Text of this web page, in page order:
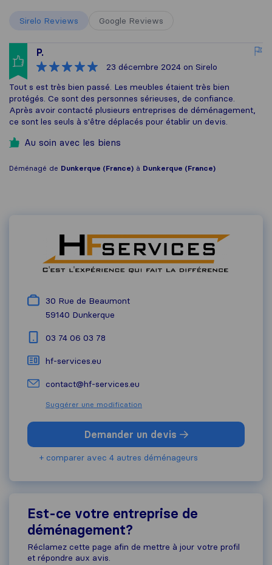
Sirelo Reviews Google Reviews
P.
23 décembre 2024 on Sirelo
Tout s est très bien passé. Les meubles étaient très bien
protégés. Ce sont des personnes sérieuses, de confiance.
Après avoir contacté plusieurs entreprises de déménagement,
ce sont les seuls à s'être déplacés pour établir un devis.
Au soin avec les biens
Déménagé de Dunkerque (France) à Dunkerque (France)
30 Rue de Beaumont
59140 Dunkerque
03 74 06 03 78
hf-services.eu
contact@hf-services.eu
Suggérer une modification
Demander un devis
+ comparer avec 4 autres déménageurs
Est-ce votre entreprise de
déménagement?
Réclamez cette page afin de mettre à jour votre profil
et répondre aux avis.